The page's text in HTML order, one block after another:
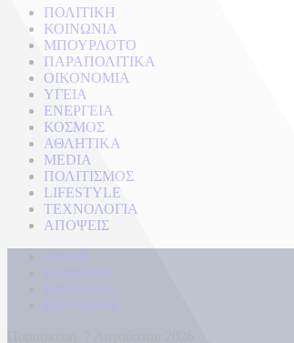
ΠΟΛΙΤΙΚΗ
ΚΟΙΝΩΝΙΑ
ΜΠΟΥΡΛΟΤΟ
ΠΑΡΑΠΟΛΙΤΙΚΑ
ΟΙΚΟΝΟΜΙΑ
ΥΓΕΙΑ
ΕΝΕΡΓΕΙΑ
ΚΟΣΜΟΣ
ΑΘΛΗΤΙΚΑ
MEDIA
ΠΟΛΙΤΙΣΜΟΣ
LIFESTYLE
ΤΕΧΝΟΛΟΓΙΑ
ΑΠΟΨΕΙΣ
Αρχική
Kontra Live
Καταγγελίες
Επικοινωνία